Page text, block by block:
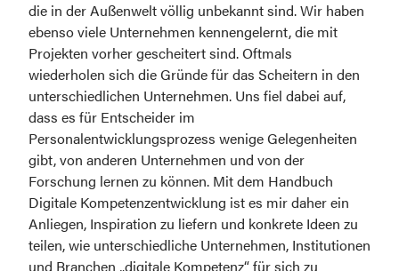
die in der Außenwelt völlig unbekannt sind. Wir haben
ebenso viele Unternehmen kennengelernt, die mit
Projekten vorher gescheitert sind. Oftmals
wiederholen sich die Gründe für das Scheitern in den
unterschiedlichen Unternehmen. Uns fiel dabei auf,
dass es für Entscheider im
Personalentwicklungsprozess wenige Gelegenheiten
gibt, von anderen Unternehmen und von der
Forschung lernen zu können. Mit dem Handbuch
Digitale Kompetenzentwicklung ist es mir daher ein
Anliegen, Inspiration zu liefern und konkrete Ideen zu
teilen, wie unterschiedliche Unternehmen, Institutionen
und Branchen „digitale Kompetenz“ für sich zu